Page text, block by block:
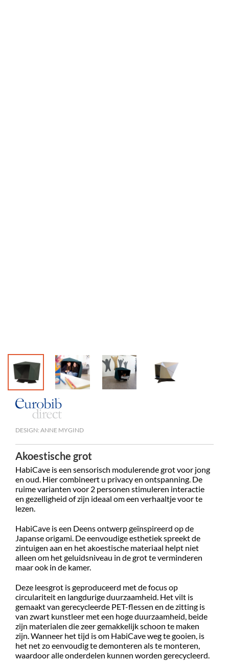
DESIGN: ANNE MYGIND
Akoestische grot
HabiCave is een sensorisch modulerende grot voor jong
en oud. Hier combineert u privacy en ontspanning. De
ruime varianten voor 2 personen stimuleren interactie
en gezelligheid of zijn ideaal om een verhaaltje voor te
lezen.
HabiCave is een Deens ontwerp geïnspireerd op de
Japanse origami. De eenvoudige esthetiek spreekt de
zintuigen aan en het akoestische materiaal helpt niet
alleen om het geluidsniveau in de grot te verminderen
maar ook in de kamer.
Deze leesgrot is geproduceerd met de focus op
circulariteit en langdurige duurzaamheid. Het vilt is
gemaakt van gerecycleerde PET-flessen en de zitting is
van zwart kunstleer met een hoge duurzaamheid, beide
zijn materialen die zeer gemakkelijk schoon te maken
zijn. Wanneer het tijd is om HabiCave weg te gooien, is
het net zo eenvoudig te demonteren als te monteren,
waardoor alle onderdelen kunnen worden gerecycleerd.